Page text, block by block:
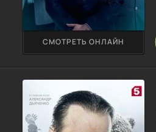
СМОТРЕТЬ ОНЛАЙН